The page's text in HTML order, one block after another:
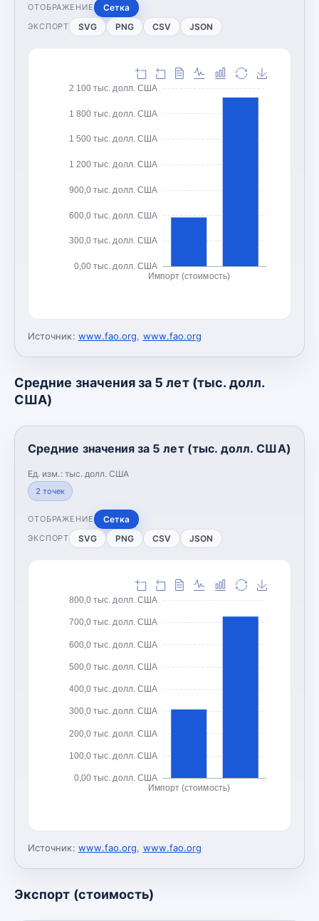
ОТОБРАЖЕНИЕ Сетка
ЭКСПОРТ SVG PNG CSV JSON
0,00 тыс. долл. США
300,0 тыс. долл. США
600,0 тыс. долл. США
900,0 тыс. долл. США
1 200 тыс. долл. США
1 500 тыс. долл. США
1 800 тыс. долл. США
2 100 тыс. долл. США
Импорт (стоимость)
Источник: www.fao.org, www.fao.org
Средние значения за 5 лет (тыс. долл.
США)
Средние значения за 5 лет (тыс. долл. США)
Ед. изм.: тыс. долл. США
2 точек
ОТОБРАЖЕНИЕ Сетка
ЭКСПОРТ SVG PNG CSV JSON
0,00 тыс. долл. США
100,0 тыс. долл. США
200,0 тыс. долл. США
300,0 тыс. долл. США
400,0 тыс. долл. США
500,0 тыс. долл. США
600,0 тыс. долл. США
700,0 тыс. долл. США
800,0 тыс. долл. США
Импорт (стоимость)
Источник: www.fao.org, www.fao.org
Экспорт (стоимость)